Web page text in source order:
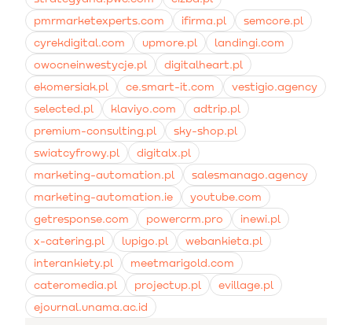
pmrmarketexperts.com
ifirma.pl
semcore.pl
cyrekdigital.com
upmore.pl
landingi.com
owocneinwestycje.pl
digitalheart.pl
ekomersiak.pl
ce.smart-it.com
vestigio.agency
selected.pl
klaviyo.com
adtrip.pl
premium-consulting.pl
sky-shop.pl
swiatcyfrowy.pl
digitalx.pl
marketing-automation.pl
salesmanago.agency
marketing-automation.ie
youtube.com
getresponse.com
powercrm.pro
inewi.pl
x-catering.pl
lupigo.pl
webankieta.pl
interankiety.pl
meetmarigold.com
cateromedia.pl
projectup.pl
evillage.pl
ejournal.unama.ac.id